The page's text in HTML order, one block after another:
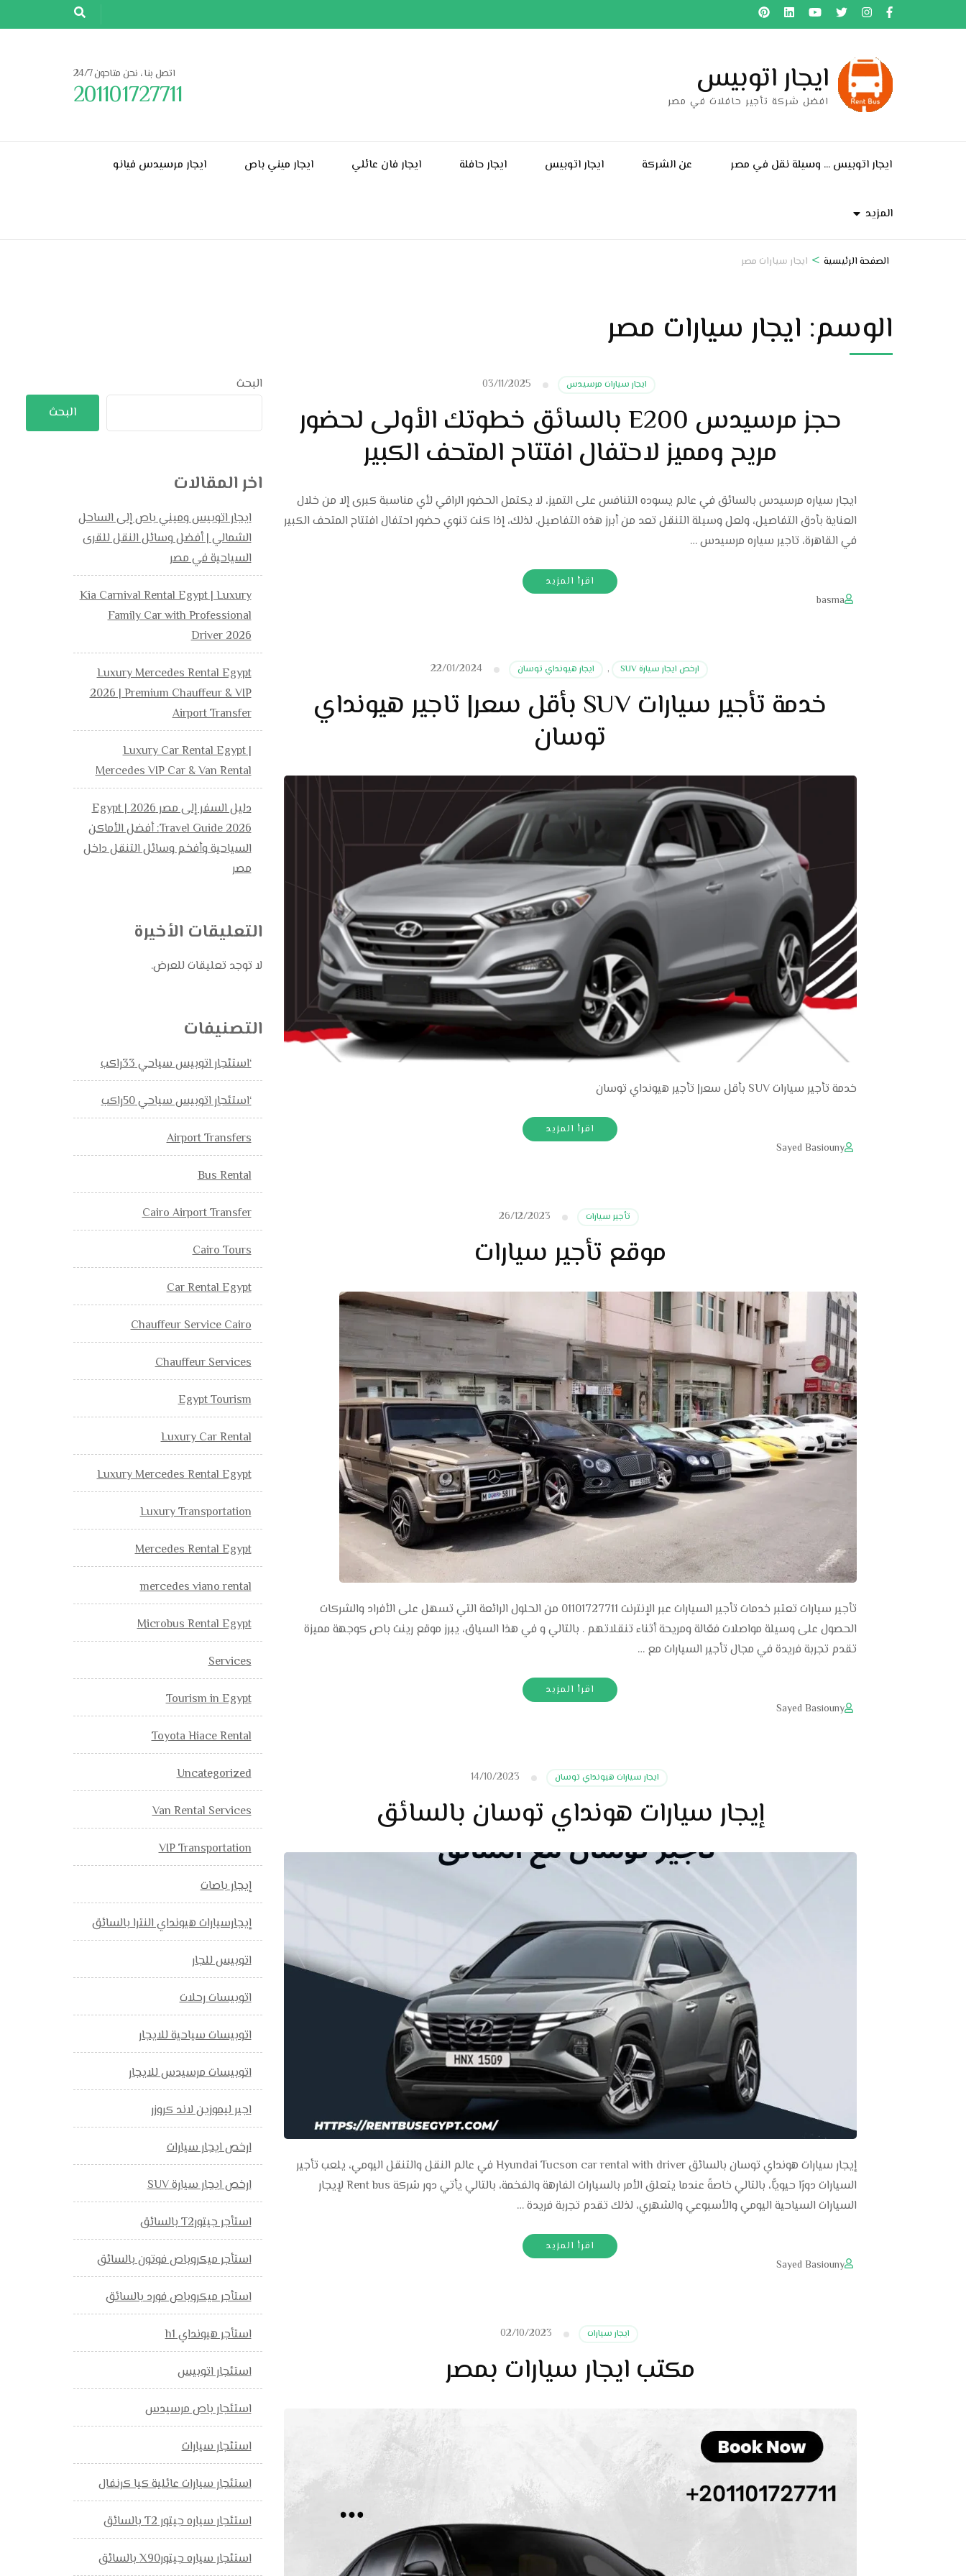
إلى
ايجار اتوبيس
افضل شركة تأجير حافلات في مصر
اتصل بنا ، نحن متاحون 24/7
201101727711
ايجار اتوبيس … وسيلة نقل في مصر عن الشركة ايجار اتوبيس ايجار حافلة ايجار فان عائلي ايجار ميني باص ايجار مرسيدس فيانو
المزيد
الصفحة الرئيسية > ايجار سيارات مصر
الوسم: ايجار سيارات مصر
ايجار سيارات مرسيدس 03/11/2025
حجز مرسيدس E200 بالسائق خطوتك الأولى لحضور
مريح ومميز لاحتفال افتتاح المتحف الكبير
ايجار سياره مرسيدس بالسائق في عالم يسوده التنافس على التميز، لا يكتمل الحضور الراقي لأي مناسبة كبرى إلا من خلال
العناية بأدق التفاصيل، ولعل وسيلة التنقل تعد من أبرز هذه التفاصيل. لذلك، إذا كنت تنوي حضور احتفال افتتاح المتحف الكبير
في القاهرة، تاجير سياره مرسيدس …
اقرأ المزيد
basma
ارخص ايجار سيارة SUV , ايجار هيونداي توسان 22/01/2024
خدمة تأجير سيارات SUV بأقل سعر| تاجير هيونداي
توسان
خدمة تأجير سيارات SUV بأقل سعر| تأجير هيونداي توسان
اقرأ المزيد
Sayed Basiouny
تأجير سيارات 26/12/2023
موقع تأجير سيارات
تأجير سيارات تعتبر خدمات تأجير السيارات عبر الإنترنت 01101727711 من الحلول الرائعة التي تسهل على الأفراد والشركات
الحصول على وسيلة مواصلات فعّالة ومريحة أثناء تنقلاتهم . بالتالي و في هذا السياق، يبرز موقع رينت باص كوجهة مميزة
تقدم تجربة فريدة في مجال تأجير السيارات مع …
اقرأ المزيد
Sayed Basiouny
ايجار سيارات هيونداي توسان 14/10/2023
إيجار سيارات هونداي توسان بالسائق
إيجار سيارات هونداي توسان بالسائق Hyundai Tucson car rental with driver في عالم النقل والتنقل اليومي، يلعب تأجير
السيارات دورًا حيويًّا، بالتالي خاصةً عندما يتعلق الأمر بالسيارات الفارهة والفخمة، بالتالي يأتي دور شركة Rent bus لإيجار
السيارات السياحية اليومي والأسبوعي والشهري، لذلك تقدم تجربة فريدة …
اقرأ المزيد
Sayed Basiouny
ايجار سيارات 02/10/2023
مكتب ايجار سيارات بمصر
البحث
البحث
اخر المقالات
ايجار اتوبيس وميني باص إلى الساحل
الشمالي | أفضل وسائل النقل للقرى
السياحية في مصر
Kia Carnival Rental Egypt | Luxury
Family Car with Professional
Driver 2026
Luxury Mercedes Rental Egypt
2026 | Premium Chauffeur & VIP
Airport Transfer
Luxury Car Rental Egypt |
Mercedes VIP Car & Van Rental
دليل السفر إلى مصر 2026 | Egypt
Travel Guide 2026: أفضل الأماكن
السياحية وأفخم وسائل التنقل داخل
مصر
التعليقات الأخيرة
لا توجد تعليقات للعرض.
التصنيفات
‘استئجار اتوبيس سياحي 33راكب
‘استئجار اتوبيس سياحي 50راكب
Airport Transfers
Bus Rental
Cairo Airport Transfer
Cairo Tours
Car Rental Egypt
Chauffeur Service Cairo
Chauffeur Services
Egypt Tourism
Luxury Car Rental
Luxury Mercedes Rental Egypt
Luxury Transportation
Mercedes Rental Egypt
mercedes viano rental
Microbus Rental Egypt
Services
Tourism in Egypt
Toyota Hiace Rental
Uncategorized
Van Rental Services
VIP Transportation
إيجار باصات
إيجارسيارات هيونداي النترا بالسائق
اتوبيس للجار
اتوبيسات رحلات
اتوبيسات سياحية للايجار
اتوبيسات مرسيدس للايجار
اجير ليموزين لاند كروزر
ارخص ايجار سيارات
ارخص ايجار سيارة SUV
استأجر جيتورT2 بالسائق
استأجر ميكروباص فوتون بالسائق
استأجر ميكروباص فورد بالسائق
استأجر هيونداي h1
استئجار اتوبيس
استئجار باص مرسيدس
استئجار سيارات
استئجار سيارات عائلية كيا كرنفال
استئجار سياره جيتور T2 بالسائق
استئجار سياره جيتورX90 بالسائق